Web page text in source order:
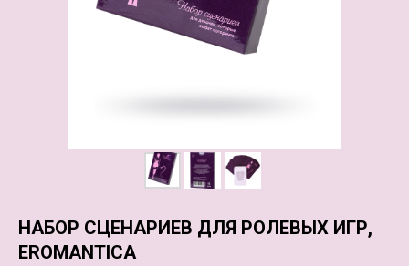
НАБОР СЦЕНАРИЕВ ДЛЯ РОЛЕВЫХ ИГР,
EROMANTICA